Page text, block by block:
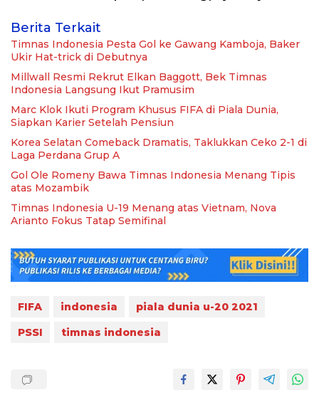
Berita Terkait
Timnas Indonesia Pesta Gol ke Gawang Kamboja, Baker
Ukir Hat-trick di Debutnya
Millwall Resmi Rekrut Elkan Baggott, Bek Timnas
Indonesia Langsung Ikut Pramusim
Marc Klok Ikuti Program Khusus FIFA di Piala Dunia,
Siapkan Karier Setelah Pensiun
Korea Selatan Comeback Dramatis, Taklukkan Ceko 2-1 di
Laga Perdana Grup A
Gol Ole Romeny Bawa Timnas Indonesia Menang Tipis
atas Mozambik
Timnas Indonesia U-19 Menang atas Vietnam, Nova
Arianto Fokus Tatap Semifinal
FIFA indonesia
piala dunia u-20 2021
PSSI
timnas indonesia